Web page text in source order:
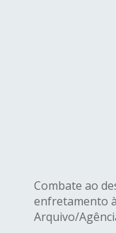
Combate ao
enfretamento
Arquivo/